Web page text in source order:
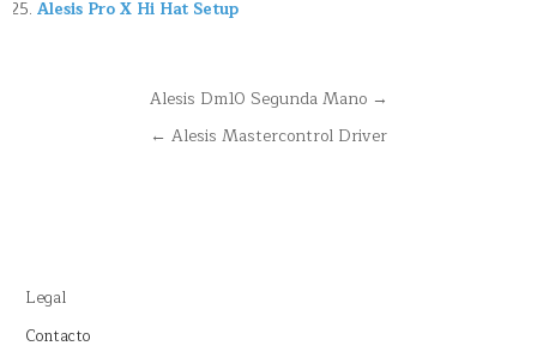
Alesis Pro X Hi Hat Setup
NavegaciónAlesis Dm10 Segunda Mano →
← Alesis Mastercontrol Driver
Legal
Contacto